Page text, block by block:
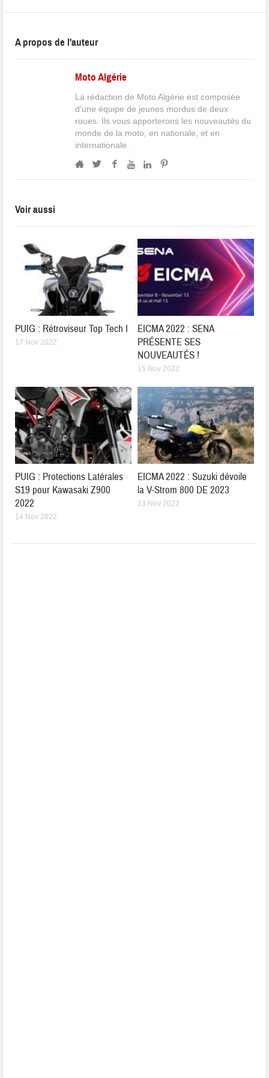
A propos de l'auteur
Moto Algérie
La rédaction de Moto Algérie est composée
d'une équipe de jeunes mordus de deux
roues. Ils vous apporterons les nouveautés du
monde de la moto, en nationale, et en
internationale.
Voir aussi
PUIG : Rétroviseur Top Tech I
17 Nov 2022
EICMA 2022 : SENA
PRÉSENTE SES
NOUVEAUTÉS !
15 Nov 2022
PUIG : Protections Latérales
S19 pour Kawasaki Z900
2022
14 Nov 2022
EICMA 2022 : Suzuki dévoile
la V-Strom 800 DE 2023
13 Nov 2022